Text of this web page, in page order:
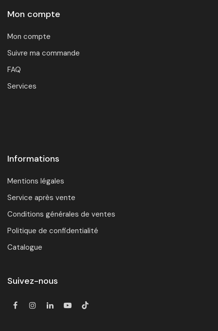
Mon compte
Mon compte
Suivre ma commande
FAQ
Services
Informations
Mentions légales
Service après vente
Conditions générales de ventes
Politique de confidentialité
Catalogue
Suivez-nous